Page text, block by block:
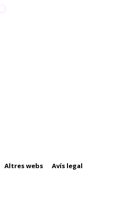
Altres webs Avís legal